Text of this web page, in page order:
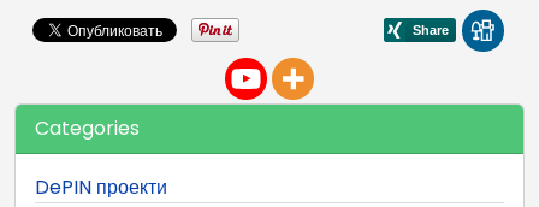
Categories
DePIN проекти